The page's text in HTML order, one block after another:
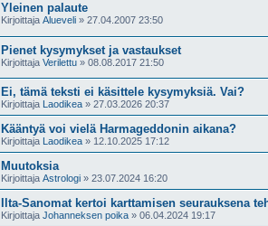
Yleinen palaute
Kirjoittaja Alueveli » 27.04.2007 23:50
Pienet kysymykset ja vastaukset
Kirjoittaja Verilettu » 08.08.2017 21:50
Ei, tämä teksti ei käsittele kysymyksiä. Vai?
Kirjoittaja Laodikea » 27.03.2026 20:37
Kääntyä voi vielä Harmageddonin aikana?
Kirjoittaja Laodikea » 12.10.2025 17:12
Muutoksia
Kirjoittaja Astrologi » 23.07.2024 16:20
Ilta-Sanomat kertoi karttamisen seurauksena
Kirjoittaja Johanneksen poika » 06.04.2024 19:17